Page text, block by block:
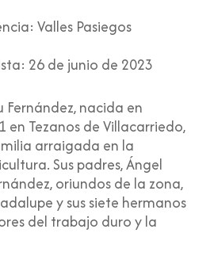
Valles Pasiegos
26 de junio de 2023
Fernández, nacida en
en Tezanos de Villacarriedo,
arraigada en la
Sus padres, Ángel
oriundos de la zona,
y sus siete hermanos
del trabajo duro y la